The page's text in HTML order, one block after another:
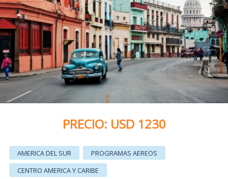
PRECIO: USD 1230
AMERICA DEL SUR
PROGRAMAS AEREOS
CENTRO AMERICA Y CARIBE